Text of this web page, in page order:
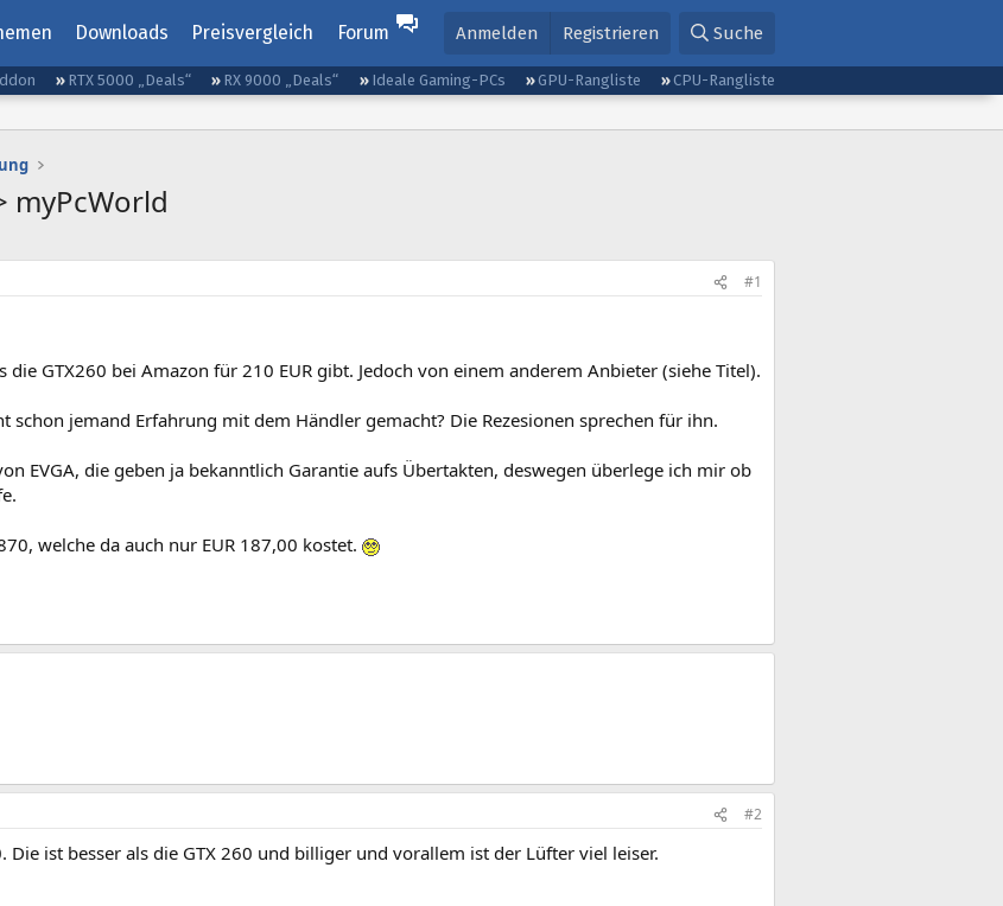
Downloads Preisvergleich Forum Anmelden Registrieren Suche
RTX 5000 „Deals“ RX 9000 „Deals“ Ideale Gaming-PCs GPU-Rangliste
CPU-Rangliste
myPcWorld
#1
die GTX260 bei Amazon für 210 EUR gibt. Jedoch von einem anderem Anbieter (siehe Titel).
schon jemand Erfahrung mit dem Händler gemacht? Die Rezesionen sprechen für ihn.
EVGA, die geben ja bekanntlich Garantie aufs Übertakten, deswegen überlege ich mir ob
welche da auch nur EUR 187,00 kostet.
#2
Die ist besser als die GTX 260 und billiger und vorallem ist der Lüfter viel leiser.